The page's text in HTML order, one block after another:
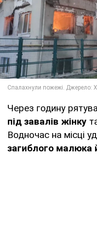
Через годину
під завалів жінку
Водночас на місці
загиблого малюка